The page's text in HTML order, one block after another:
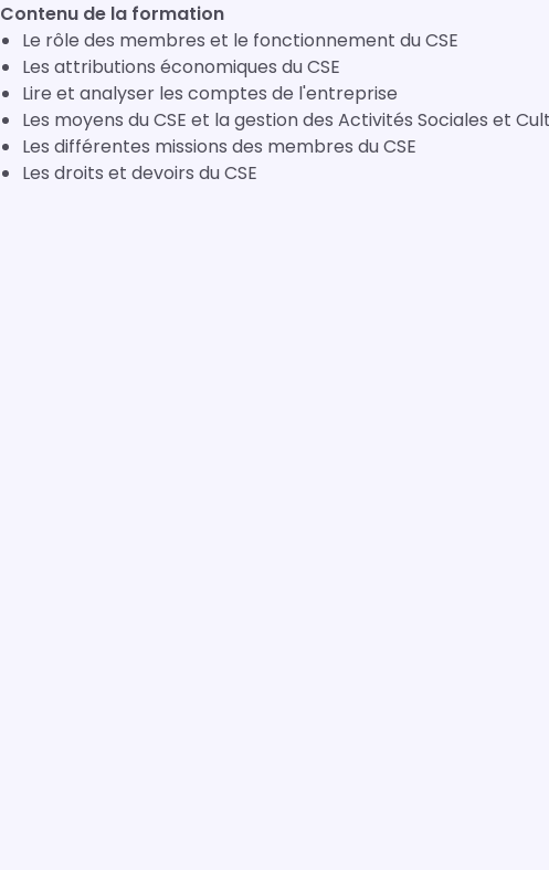
Contenu de la formation
Le rôle des membres et le fonctionnement du CSE
Les attributions économiques du CSE
Lire et analyser les comptes de l'entreprise
Les moyens du CSE et la gestion des Activités Sociales et
Les différentes missions des membres du CSE
Les droits et devoirs du CSE